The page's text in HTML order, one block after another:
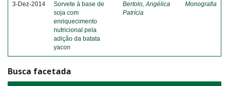
3-Dez-2014
Sorvete à base de
soja com
enriquecimento
nutricional pela
adição da batata
yacon
Bertolo, Angélica
Patrícia
Monografia
Busca facetada